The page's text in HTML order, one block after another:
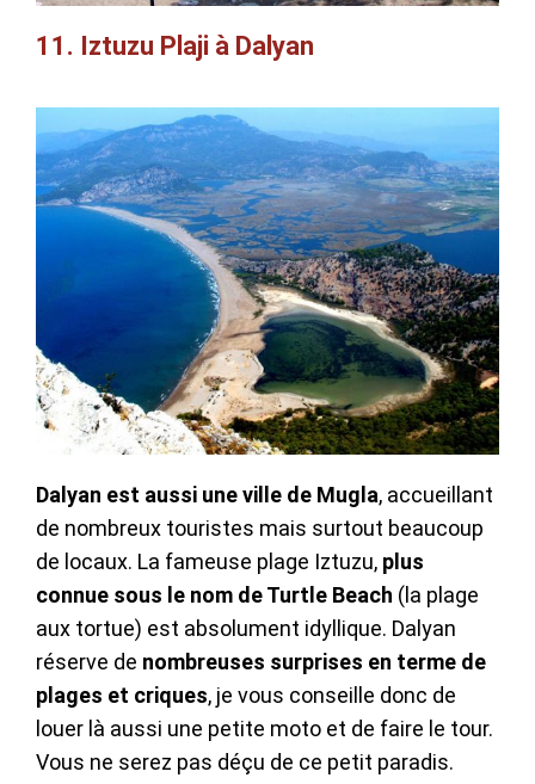
11. Iztuzu Plaji à Dalyan
Dalyan est aussi une ville de Mugla, accueillant
de nombreux touristes mais surtout beaucoup
de locaux. La fameuse plage Iztuzu, plus
connue sous le nom de Turtle Beach (la plage
aux tortue) est absolument idyllique. Dalyan
réserve de nombreuses surprises en terme de
plages et criques, je vous conseille donc de
louer là aussi une petite moto et de faire le tour.
Vous ne serez pas déçu de ce petit paradis.